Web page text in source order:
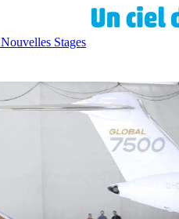
Nouvelles Stages